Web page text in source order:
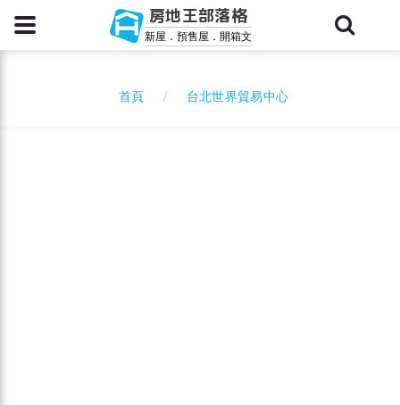
房地王部落格
新屋．預售屋．開箱文
首頁 台北世界貿易中心